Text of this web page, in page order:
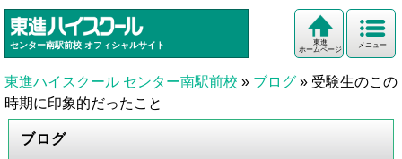
センター南駅前校 オフィシャルサイト メニュー
東進
ホームページ
東進ハイスクール センター南駅前校 » ブログ » 受験生のこの
時期に印象的だったこと
ブログ